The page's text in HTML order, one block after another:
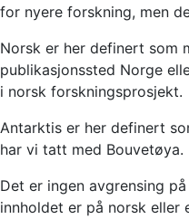
for nyere forskning, men
Norsk er her definert som
publikasjonssted Norge
i norsk forskningsprosjekt.
Antarktis er her definert
har vi tatt med Bouvetøya.
Det er ingen avgrensing
innholdet er på norsk eller